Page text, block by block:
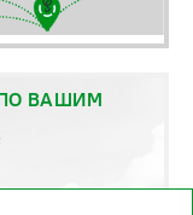
ВАШИМ